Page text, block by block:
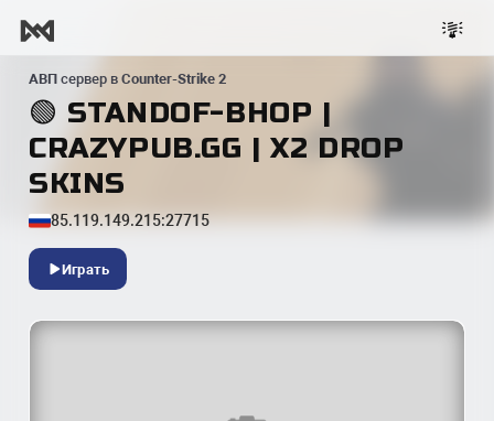
АВП сервер в Counter-Strike 2
🟢 STANDOF-BHOP |
CRAZYPUB.GG | X2 DROP
SKINS
85.119.149.215:27715
Играть